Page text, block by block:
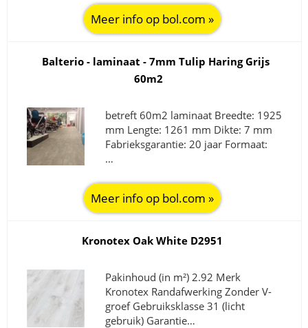
Meer info op bol.com »
Balterio - laminaat - 7mm Tulip Haring Grijs
60m2
betreft 60m2 laminaat Breedte: 1925
mm Lengte: 1261 mm Dikte: 7 mm
Fabrieksgarantie: 20 jaar Formaat:
…
Meer info op bol.com »
Kronotex Oak White D2951
Pakinhoud (in m²) 2.92 Merk
Kronotex Randafwerking Zonder V-
groef Gebruiksklasse 31 (licht
gebruik) Garantie…